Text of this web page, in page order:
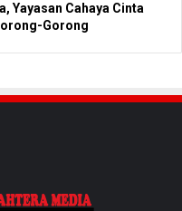
Yayasan Cahaya Cinta
Gorong